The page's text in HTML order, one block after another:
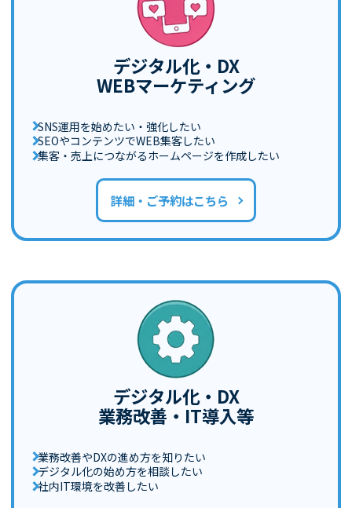
デジタル化・DX
WEBマーケティング
SNS運用を始めたい・強化したい
SEOやコンテンツでWEB集客したい
集客・売上につながるホームページを作成したい
詳細・ご予約はこちら
デジタル化・DX
業務改善・IT導入等
業務改善やDXの進め方を知りたい
デジタル化の始め方を相談したい
社内IT環境を改善したい